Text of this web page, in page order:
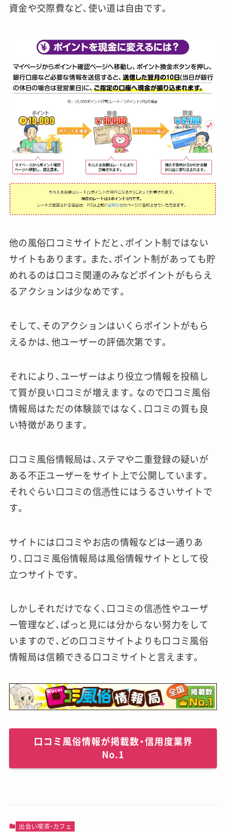
資金や交際費など、使い道は自由です。
他の風俗口コミサイトだと、ポイント制ではない
サイトもあります。また、ポイント制があっても貯
めれるのは口コミ関連のみなどポイントがもらえ
るアクションは少なめです。
そして、そのアクションはいくらポイントがもら
えるかは、他ユーザーの評価次第です。
それにより、ユーザーはより役立つ情報を投稿し
て質が良い口コミが増えます。なので口コミ風俗
情報局はただの体験談ではなく、口コミの質も良
い特徴があります。
口コミ風俗情報局は、ステマや二重登録の疑いが
ある不正ユーザーをサイト上で公開しています。
それぐらい口コミの信憑性にはうるさいサイトで
す。
サイトには口コミやお店の情報などは一通りあ
り、口コミ風俗情報局は風俗情報サイトとして役
立つサイトです。
しかしそれだけでなく、口コミの信憑性やユーザ
ー管理など、ぱっと見には分からない努力をして
いますので、どの口コミサイトよりも口コミ風俗
情報局は信頼できる口コミサイトと言えます。
口コミ風俗情報が掲載数・信用度業界
No.1
出会い喫茶・カフェ